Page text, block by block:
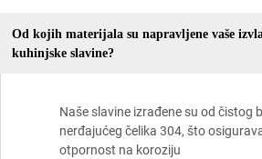
Od kojih materijala su napravljene vaše
kuhinjske slavine?
Naše slavine izrađene su od čistog
nerđajućeg čelika 304, što
otpornost na koroziju